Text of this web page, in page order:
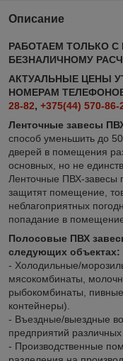
Описание
РАБОТАЕМ ТОЛЬКО
БЕЗНАЛИЧНОМУ
АКТУАЛЬНЫЕ ЦЕНЫ
НОМЕРАМ
28-82, +375(44) 570-86-
Ленточные завесы
способ уменьшить до
дверей в помещения
основных, но не
Ленточные ПВХ-завесы
защитят помещение,
неблагоприятных
попадание в
Полосовые ПВХ
следующих объектах:
- Холодильные/
мясокомбинаты,
рыбокомбинаты,
контейнеры).
- Въездные/выездные
предприятий
- Производственные